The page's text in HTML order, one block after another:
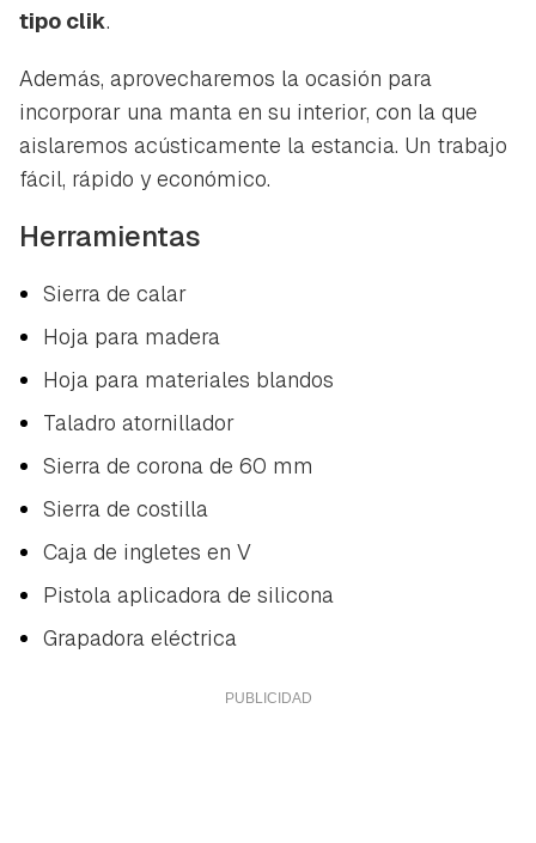
tipo clik.
Además, aprovecharemos la ocasión para
incorporar una manta en su interior, con la que
aislaremos acústicamente la estancia. Un trabajo
fácil, rápido y económico.
Herramientas
Sierra de calar
Hoja para madera
Hoja para materiales blandos
Taladro atornillador
Sierra de corona de 60 mm
Sierra de costilla
Caja de ingletes en V
Pistola aplicadora de silicona
Grapadora eléctrica